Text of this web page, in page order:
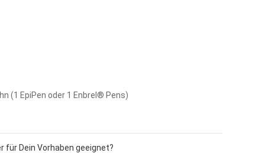
(1 EpiPen oder 1 Enbrel® Pens)
für Dein Vorhaben geeignet?